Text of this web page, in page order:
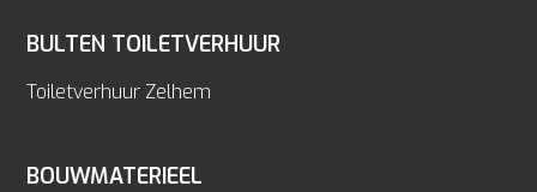
BOUWMATERIEEL
BULTEN TOILETVERHUUR
Toiletverhuur Zelhem